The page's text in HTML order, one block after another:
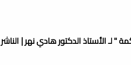
الأستاذ الدكتور هادي نهر | الناشر